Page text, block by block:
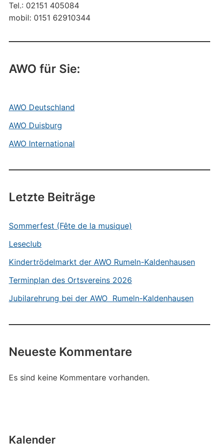
Tel.: 02151 405084
mobil: 0151 62910344
AWO für Sie:
AWO Deutschland
AWO Duisburg
AWO International
Letzte Beiträge
Sommerfest (Fête de la musique)
Leseclub
Kindertrödelmarkt der AWO Rumeln-Kaldenhausen
Terminplan des Ortsvereins 2026
Jubilarehrung bei der AWO Rumeln-Kaldenhausen
Neueste Kommentare
Es sind keine Kommentare vorhanden.
Kalender